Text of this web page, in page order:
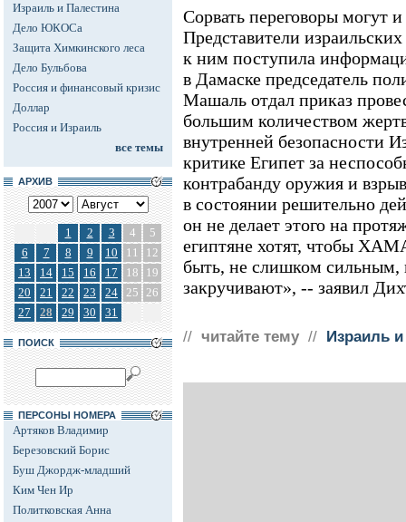
Израиль и Палестина
Дело ЮКОСа
Защита Химкинского леса
Дело Бульбова
Россия и финансовый кризис
Доллар
Россия и Израиль
все темы
АРХИВ
1 2 3 4
5
6
7 8 9 10 11
12
13
14 15 16 17 18
19
20
21 22 23 24 25 26
27
28 29 30 31
ПОИСК
ПЕРСОНЫ НОМЕРА
Артяков Владимир
Березовский Борис
Буш Джордж-младший
Ким Чен Ир
Политковская Анна
Сорвать переговоры могут
Представители
к ним поступила
в Дамаске председатель
Машаль отдал приказ
большим количеством
внутренней безопасности
критике Египет за
контрабанду оружия и
в состоянии решительно
он не делает этого на
египтяне хотят, чтобы
быть, не слишком сильным,
закручивают», -- заявил
// читайте тему // Израиль